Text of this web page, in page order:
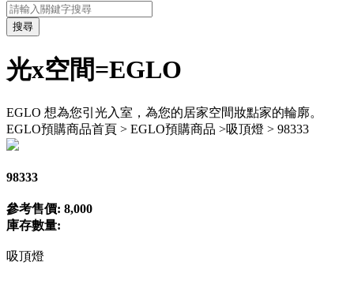
搜尋
光x空間=EGLO
EGLO 想為您引光入室，為您的居家空間妝點家的輪廓。
EGLO預購商品首頁 > EGLO預購商品 >吸頂燈 > 98333
98333
參考售價: 8,000
庫存數量:
吸頂燈